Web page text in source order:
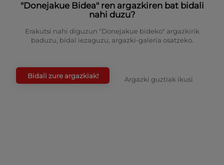
"Donejakue Bidea" ren argazkiren bat bidali
nahi duzu?
Erakutsi nahi diguzun "Donejakue bideko" argazkirik
baduzu, bidal iezaguzu, argazki-galeria osatzeko.
Bidali zure argazkiak! Argazki guztiak ikusi